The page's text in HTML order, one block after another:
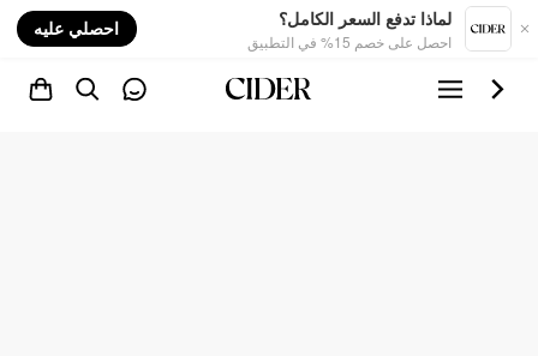
لماذا تدفع السعر الكامل؟
احصل على خصم 15% في التطبيق
احصلي عليه